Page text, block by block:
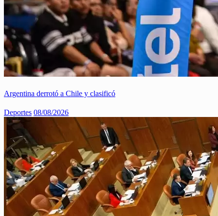
Argentina derrotó a Chile y clasificó
Deportes 08/08/2026